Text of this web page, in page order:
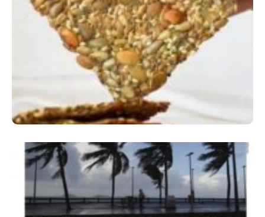
Comer Bem: Cracker De Sementes
Ano X – Número 366 01 A 07 De Agosto De
2026